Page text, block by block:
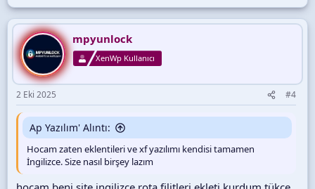
mpyunlock
XenWp Kullanıcı
2 Eki 2025 #4
Ap Yazılım' Alıntı:
Hocam zaten eklentileri ve xf yazılımı kendisi tamamen
İngilizce. Size nasıl birşey lazım